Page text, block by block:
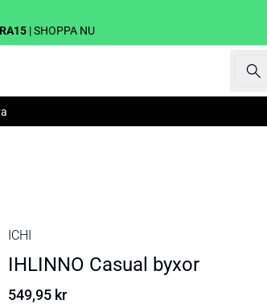
| SHOPPA NU
ICHI
IHLINNO Casual byxor
549,95 kr